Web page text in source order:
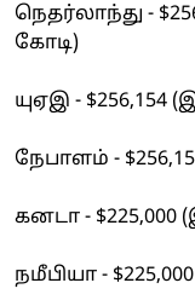
நெதர்லாந்து -
கோடி)
யுஏஇ - $256,154
நேபாளம் -
கனடா - $225,000
நமீபியா -